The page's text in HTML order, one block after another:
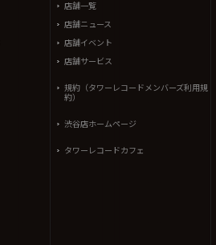
店舗一覧
店舗ニュース
店舗イベント
店舗サービス
規約（タワーレコードメンバーズ利用規
約）
渋谷店ホームページ
タワーレコードカフェ